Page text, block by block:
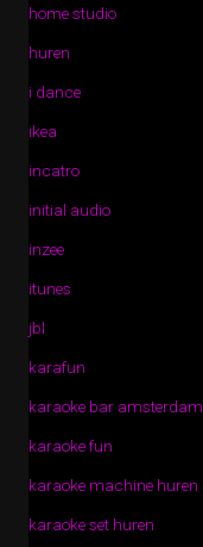
home studio
huren
i dance
ikea
incatro
initial audio
inzee
itunes
jbl
karafun
karaoke bar amsterdam
karaoke fun
karaoke machine huren
karaoke set huren